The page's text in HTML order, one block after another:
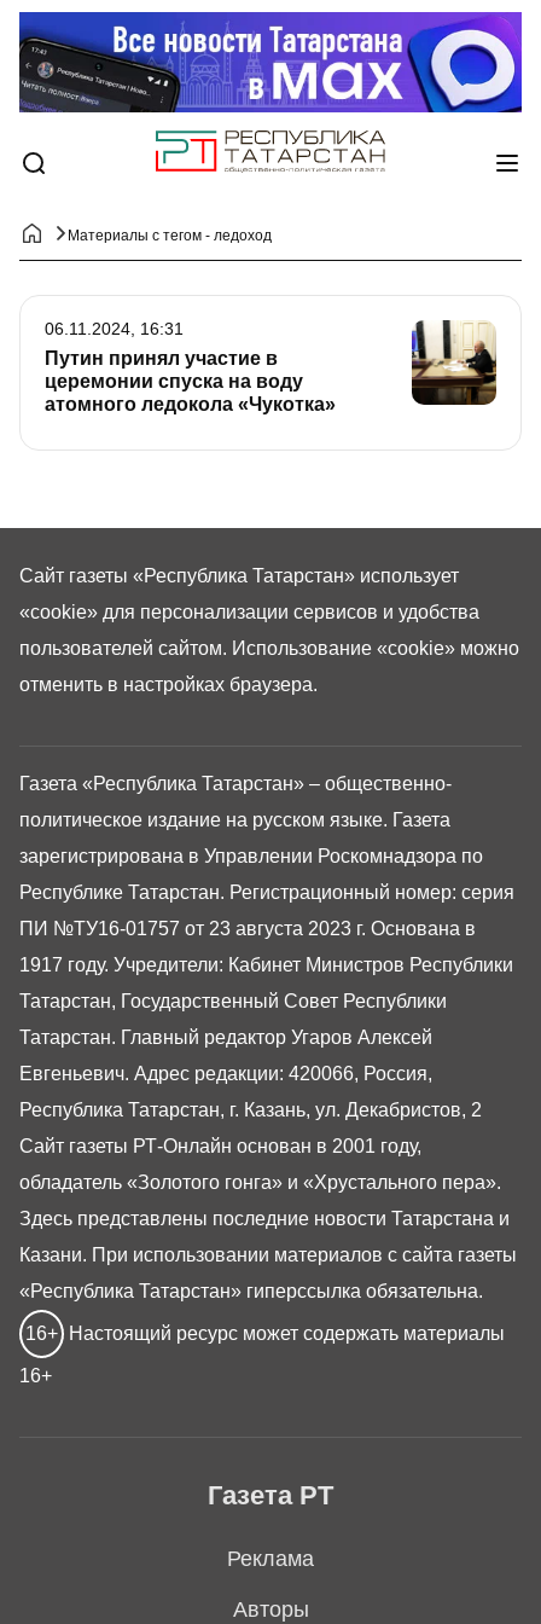
Материалы с тегом - ледоход
Путин принял участие в
церемонии спуска на воду
атомного ледокола «Чукотка»
06.11.2024, 16:31
Газета РТ
Реклама
Авторы
Газета «Республика Татарстан» – общественно-
политическое издание на русском языке. Газета
зарегистрирована в Управлении Роскомнадзора по
Республике Татарстан. Регистрационный номер: серия
ПИ №ТУ16-01757 от 23 августа 2023 г. Основана в
1917 году. Учредители: Кабинет Министров Республики
Татарстан, Государственный Совет Республики
Татарстан. Главный редактор Угаров Алексей
Евгеньевич. Адрес редакции: 420066, Россия,
Республика Татарстан, г. Казань, ул. Декабристов, 2
Сайт газеты РТ-Онлайн основан в 2001 году,
обладатель «Золотого гонга» и «Хрустального пера».
Здесь представлены последние новости Татарстана и
Казани. При использовании материалов с сайта газеты
«Республика Татарстан» гиперссылка обязательна.
16+ Настоящий ресурс может содержать материалы
16+
Сайт газеты «Республика Татарстан» использует
«cookie» для персонализации сервисов и удобства
пользователей сайтом. Использование «cookie» можно
отменить в настройках браузера.